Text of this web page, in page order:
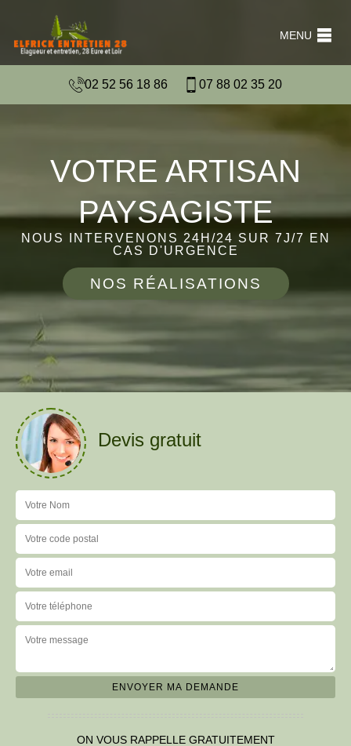
MENU
02 52 56 18 86 07 88 02 35 20
VOTRE ARTISAN
PAYSAGISTE
NOUS INTERVENONS 24H/24 SUR 7J/7 EN
CAS D'URGENCE
NOS RÉALISATIONS
Devis gratuit
ON VOUS RAPPELLE GRATUITEMENT